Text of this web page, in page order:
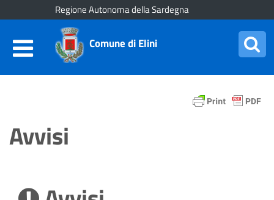
Regione Autonoma della Sardegna
Comune di Elini
Avvisi